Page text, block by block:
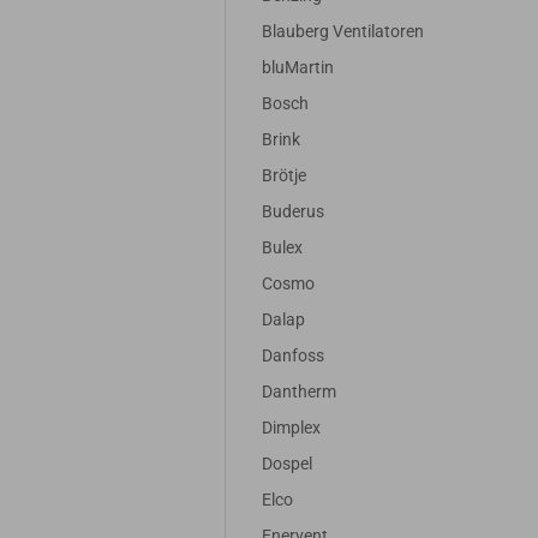
Blauberg Ventilatoren
bluMartin
Bosch
Brink
Brötje
Buderus
Bulex
Cosmo
Dalap
Danfoss
Dantherm
Dimplex
Dospel
Elco